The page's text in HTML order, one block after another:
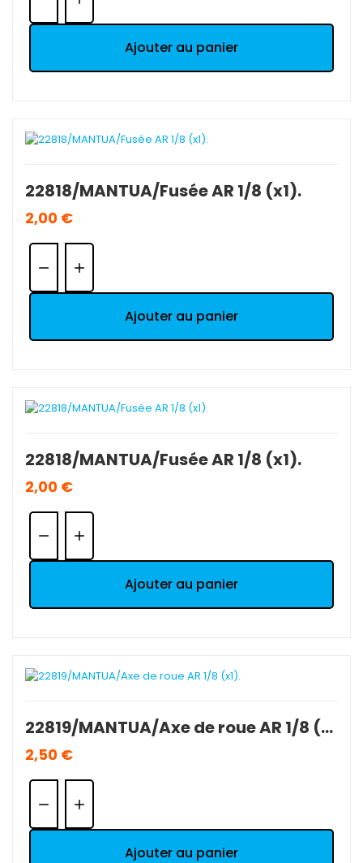
Ajouter au panier
22818/MANTUA/Fusée AR 1/8 (x1).
2,00 €
Quantité:
Ajouter au panier
22818/MANTUA/Fusée AR 1/8 (x1).
2,00 €
Quantité:
Ajouter au panier
22819/MANTUA/Axe de roue AR 1/8 (x1).
2,50 €
Quantité:
Ajouter au panier